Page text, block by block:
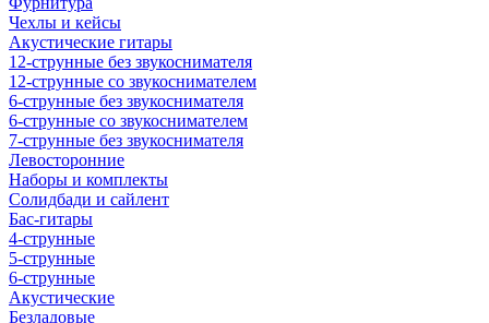
Чехлы и кейсы
Акустические гитары
12-струнные без звукоснимателя
12-струнные со звукоснимателем
6-струнные без звукоснимателя
6-струнные со звукоснимателем
7-струнные без звукоснимателя
Левосторонние
Наборы и комплекты
Солидбади и сайлент
Бас-гитары
4-струнные
5-струнные
6-струнные
Акустические
Безладовые